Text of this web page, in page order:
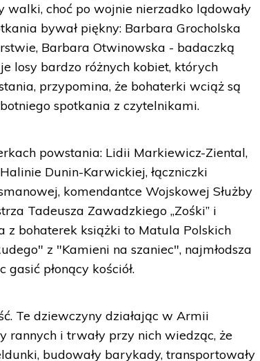
walki, choć po wojnie nierzadko lądowały
bywał piękny: Barbara Grocholska
Barbara Otwinowska - badaczką
losy bardzo różnych kobiet, których
przypomina, że bohaterki wciąż są
spotkania z czytelnikami.
powstania: Lidii Markiewicz-Ziental,
Dunin-Karwickiej, łączniczki
komendantce Wojskowej Służby
Tadeusza Zawadzkiego „Zośki” i
z bohaterek książki to Matula Polskich
z "Kamieni na szaniec", najmłodsza
płonący kościół.
Te dziewczyny działając w Armii
rannych i trwały przy nich wiedząc, że
budowały barykady, transportowały